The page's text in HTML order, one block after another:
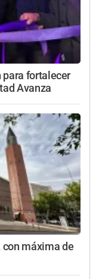
para fortalecer
Avanza
con máxima de